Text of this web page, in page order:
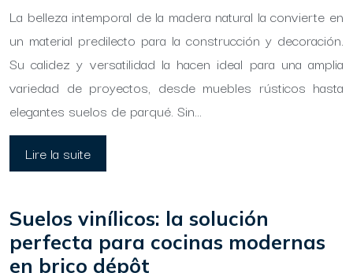
La belleza intemporal de la madera natural la convierte en
un material predilecto para la construcción y decoración.
Su calidez y versatilidad la hacen ideal para una amplia
variedad de proyectos, desde muebles rústicos hasta
elegantes suelos de parqué. Sin…
Lire la suite
Suelos vinílicos: la solución
perfecta para cocinas modernas
en brico dépôt